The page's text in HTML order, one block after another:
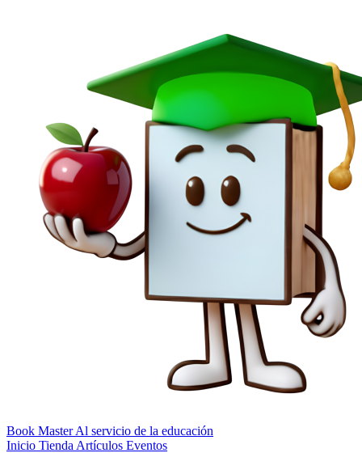
Book Master Al servicio de la educación
Inicio Tienda Artículos Eventos